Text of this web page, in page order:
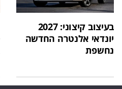
בעיצוב קיצוני: 2027
יונדאי אלנטרה החדשה
נחשפת